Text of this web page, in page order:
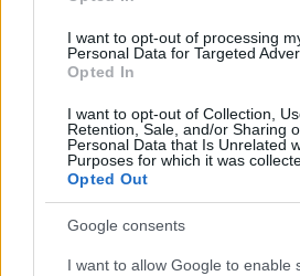
I want to opt-out of processing
Personal Data for Targeted
Opted In
I want to opt-out of Collection,
Retention, Sale, and/or Sharing
Personal Data that Is Unrelated
Purposes for which it was
Opted Out
Google consents
I want to allow Google to enable
Idén sem változik a
költségvetés: a Magyar
mintegy 5 milliárd forintot
belföldi-külföldi turizmus
Az Önkormányzati
Kulturális Alap közös
pályázata idén is folytatódik.
300 millió forintot fordít a
támogatására.